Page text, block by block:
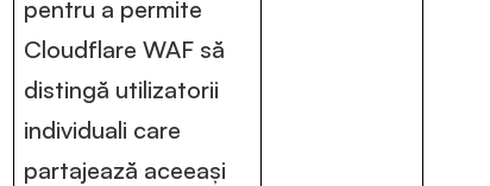
pentru a permite
Cloudflare WAF să
distingă utilizatorii
individuali care
partajează aceeași